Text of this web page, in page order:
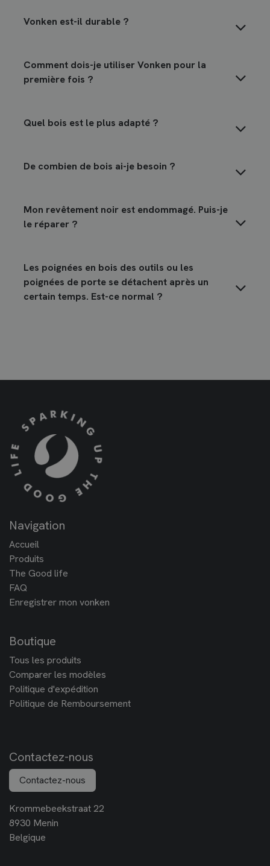
Vonken est-il durable ?
Comment dois-je utiliser Vonken pour la
première fois ?
Quel bois est le plus adapté ?
De combien de bois ai-je besoin ?
Mon revêtement noir est endommagé. Puis-je
le réparer ?
Les poignées en bois des outils ou les
poignées de porte se détachent après un
certain temps. Est-ce normal ?
Navigation
Accueil
Produits
The Good life
FAQ
Enregistrer mon vonken
Boutique
Tous les produits
Comparer les modèles
Politique d'expédition
Politique de Remboursement
Contactez-nous
Contactez-nous
Krommebeekstraat 22
8930 Menin
Belgique